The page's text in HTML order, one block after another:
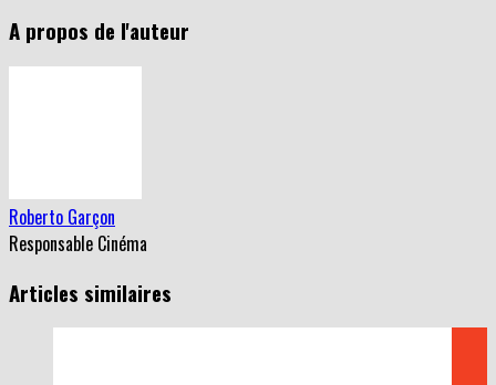
A propos de l'auteur
Roberto Garçon
Responsable Cinéma
Articles similaires